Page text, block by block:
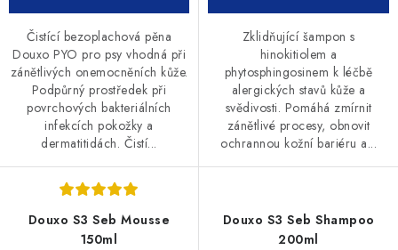
Čistící bezoplachová pěna
Douxo PYO pro psy vhodná při
zánětlivých onemocněních kůže.
Podpůrný prostředek při
povrchových bakteriálních
infekcích pokožky a
dermatitidách. Čistí...
Zklidňující šampon s
hinokitiolem a
phytosphingosinem k léčbě
alergických stavů kůže a
svědivosti. Pomáhá zmírnit
zánětlivé procesy, obnovit
ochrannou kožní bariéru a...
Douxo S3 Seb Mousse
150ml
Douxo S3 Seb Shampoo
200ml